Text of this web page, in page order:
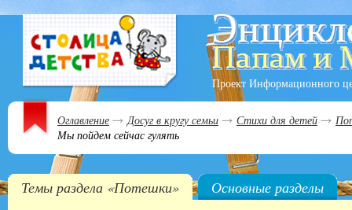
Проект Информационного
Оглавление Досуг в кругу семьи Стихи для детей
Мы пойдем сейчас гулять
Темы раздела «Потешки» Основные разделы